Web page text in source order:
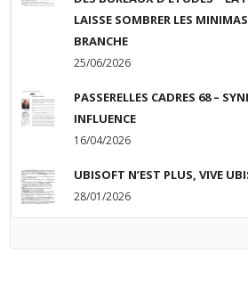
LAISSE SOMBRER LES
BRANCHE
25/06/2026
PASSERELLES CADRES 68 –
INFLUENCE
16/04/2026
UBISOFT N’EST PLUS, VIVE
28/01/2026